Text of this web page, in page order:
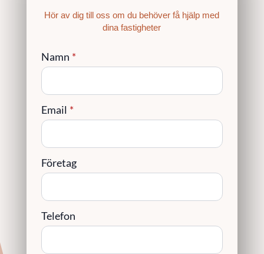
Hör av dig till oss om du behöver få hjälp med
dina fastigheter
Namn *
Email *
Företag
Telefon